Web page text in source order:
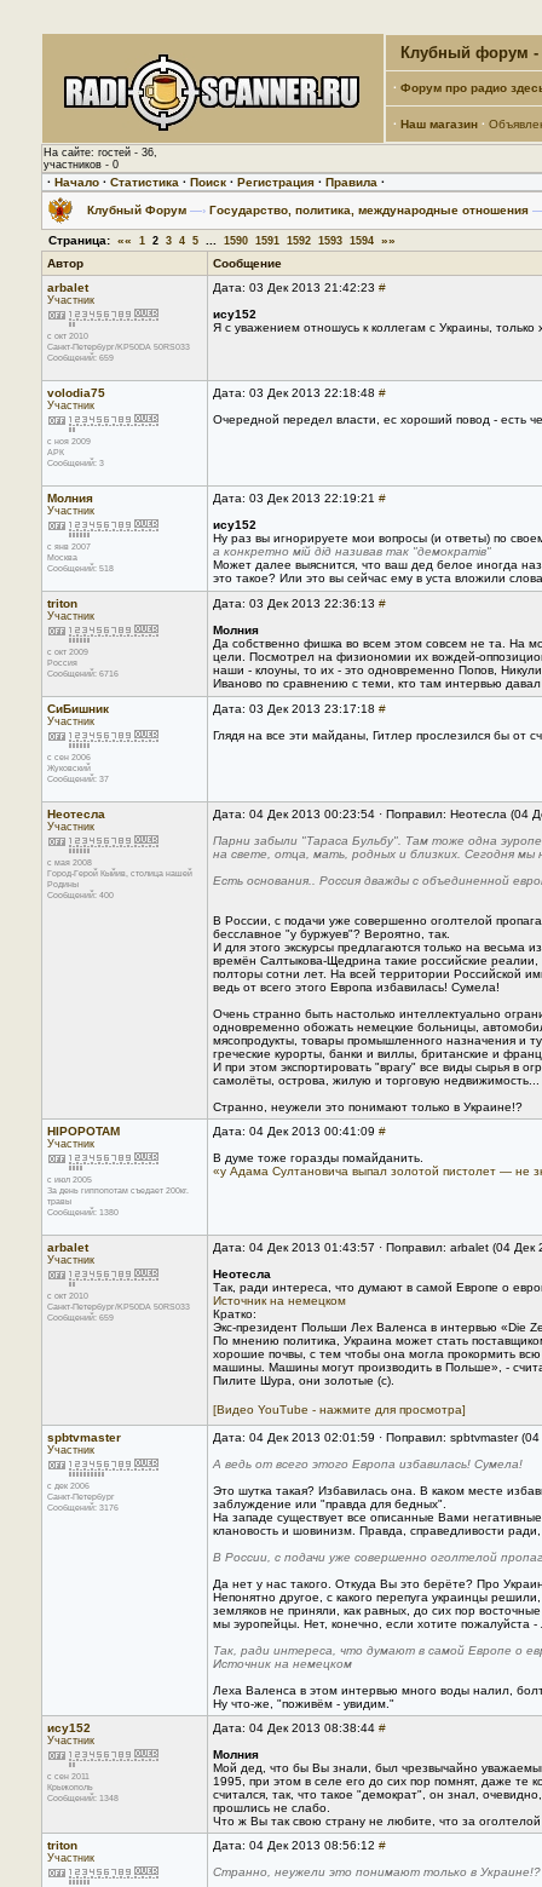
Клубный форум -
· Форум про радио
· Наш магазин ·
На сайте: гостей - 36,
участников - 0
· Начало · Статистика · Поиск · Регистрация · Правила ·
Клубный Форум —› Государство, политика, международные отношения
Страница: «« 1 2 3 4 5 1590 1591 1592 1593 1594 »»
Автор
Сообщение
arbalet
Участник
с окт 2010
Санкт-Петербург/KP50DA 50RS033
Сообщений: 659
Дата: 03 Дек 2013 21:42:23 #
ису152
Я с уважением отношусь к коллегам с Украины,
volodia75
Участник
с ноя 2009
АРК
Сообщений: 3
Дата: 03 Дек 2013 22:18:48 #
Очередной передел власти, ес хороший повод - есть
Молния
Участник
с янв 2007
Москва
Сообщений: 518
Дата: 03 Дек 2013 22:19:21 #
ису152
Ну раз вы игнорируете мои вопросы (и ответы) по
а конкретно мій дід називав так "демократів"
Может далее выяснится, что ваш дед белое иногда
это такое? Или это вы сейчас ему в уста вложили
triton
Участник
с окт 2009
Россия
Сообщений: 6716
Дата: 03 Дек 2013 22:36:13 #
Молния
Да собственно фишка во всем этом совсем не та. На
цели. Посмотрел на физиономии их вождей-
наши - клоуны, то их - это одновременно Попов,
Иваново по сравнению с теми, кто там интервью
СиБишник
Участник
с сен 2006
Жуковский
Сообщений: 37
Дата: 03 Дек 2013 23:17:18 #
Глядя на все эти майданы, Гитлер прослезился бы от
Неотесла
Участник
с мая 2008
Город-Герой Кыйив, столица нашей
Родины
Сообщений: 400
Дата: 04 Дек 2013 00:23:54 · Поправил: Неотесла (04
Парни забыли "Тараса Бульбу". Там тоже одна
на свете, отца, мать, родных и близких. Сегодня
Есть основания.. Россия дважды с объединенной
В России, с подачи уже совершенно оголтелой
бесславное "у буржуев"? Вероятно, так.
И для этого экскурсы предлагаются только на
времён Салтыкова-Щедрина такие российские реалии,
полторы сотни лет. На всей территории Российской
ведь от всего этого Европа избавилась! Сумела!
Очень странно быть настолько интеллектуально
одновременно обожать немецкие больницы,
мясопродукты, товары промышленного назначения и
греческие курорты, банки и виллы, британские и
И при этом экспортировать "врагу" все виды сырья в
самолёты, острова, жилую и торговую недвижимость...
Странно, неужели это понимают только в Украине!?
HIPOPOTAM
Участник
с июл 2005
За день гиппопотам съедает 200кг.
травы
Сообщений: 1380
Дата: 04 Дек 2013 00:41:09 #
В думе тоже горазды помайданить.
«у Адама Султановича выпал золотой пистолет — не
arbalet
Участник
с окт 2010
Санкт-Петербург/KP50DA 50RS033
Сообщений: 659
Дата: 04 Дек 2013 01:43:57 · Поправил: arbalet (04
Неотесла
Так, ради интереса, что думают в самой Европе о
Источник на немецком
Кратко:
Экс-президент Польши Лех Валенса в интервью «Die
По мнению политика, Украина может стать
хорошие почвы, с тем чтобы она могла прокормить
машины. Машины могут производить в Польше», -
Пилите Шура, они золотые (с).
[Видео YouTube - нажмите для просмотра]
spbtvmaster
Участник
с дек 2006
Санкт-Петербург
Сообщений: 3176
Дата: 04 Дек 2013 02:01:59 · Поправил: spbtvmaster
А ведь от всего этого Европа избавилась! Сумела!
Это шутка такая? Избавилась она. В каком месте
заблуждение или "правда для бедных".
На западе существует все описанные Вами
клановость и шовинизм. Правда, справедливости
В России, с подачи уже совершенно оголтелой
Да нет у нас такого. Откуда Вы это берёте? Про
Непонятно другое, с какого перепуга украинцы
земляков не приняли, как равных, до сих пор
мы эуропейцы. Нет, конечно, если хотите пожалуйста -
Так, ради интереса, что думают в самой Европе о
Источник на немецком
Леха Валенса в этом интервью много воды налил,
Ну что-же, "поживём - увидим."
ису152
Участник
с сен 2011
Крыжополь
Сообщений: 1348
Дата: 04 Дек 2013 08:38:44 #
Молния
Мой дед, что бы Вы знали, был чрезвычайно
1995, при этом в селе его до сих пор помнят, даже
считался, так, что такое "демократ", он знал,
прошлись не слабо.
Что ж Вы так свою страну не любите, что за
triton
Участник
Дата: 04 Дек 2013 08:56:12 #
Странно, неужели это понимают только в Украине!?